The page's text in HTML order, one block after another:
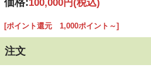
[ポイント還元 1,000ポイント～]
注文